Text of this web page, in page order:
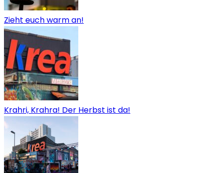
Zieht euch warm an!
Krahri, Krahra! Der Herbst ist da!